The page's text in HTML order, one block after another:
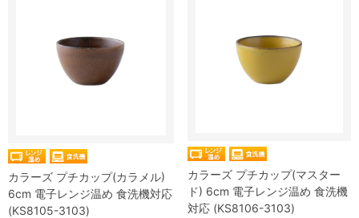
カラーズ プチカップ(カラメル)
6cm 電子レンジ温め 食洗機対応
(KS8105-3103)
カラーズ プチカップ(マスター
ド) 6cm 電子レンジ温め 食洗機
対応 (KS8106-3103)